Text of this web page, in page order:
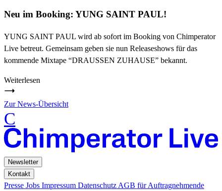
Neu im Booking: YUNG SAINT PAUL!
YUNG SAINT PAUL wird ab sofort im Booking von Chimperator
Live betreut. Gemeinsam geben sie nun Releaseshows für das
kommende Mixtape “DRAUSSEN ZUHAUSE” bekannt.
Weiterlesen
Zur News-Übersicht
C
Newsletter
Kontakt
Presse Jobs Impressum DatenschutzAGB für Auftragnehmende